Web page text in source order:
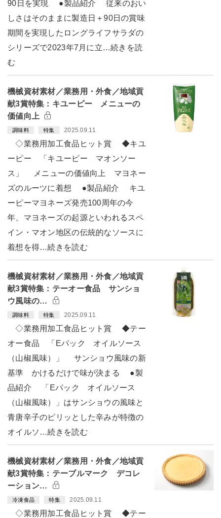
90日を実現 ●製品紹介 従来のおい
しさはそのままに製造日＋90日の賞味
期間を実現したロングライフサラダの
シリーズで2023年7月に立…続きを読
む
機械資材素材／業務用・外食／地域貢
献3賞特集：キユーピー メニューの
価値向上
調味料 特集 2025.09.11
◇業務用加工食品ヒット賞 ◆キユ
ーピー 「キユーピー マオンソー
ス」 メニューの価値向上 マヨネー
ズのルーツに着想 ●製品紹介 キユ
ーピーマヨネーズ発売100周年の今
年、マヨネーズの起源といわれるスペ
イン・マオン地区の伝統的なソースに
着想を得…続きを読む
機械資材素材／業務用・外食／地域貢
献3賞特集：テーオー食品 サンショ
ウ風味の…
調味料 特集 2025.09.11
◇業務用加工食品ヒット賞 ◆テー
オー食品 「Eパック オイルソース
（山椒風味）」 サンショウ風味の新
基準 かけるだけで味が決まる ●製
品紹介 「Eパック オイルソース
（山椒風味）」はサンショウの風味と
青唐辛子のピリッとした辛みが特徴の
オイルソ…続きを読む
機械資材素材／業務用・外食／地域貢
献3賞特集：テーブルマーク デコレ
ーション…
冷凍食品 特集 2025.09.11
◇業務用加工食品ヒット賞 ◆テー